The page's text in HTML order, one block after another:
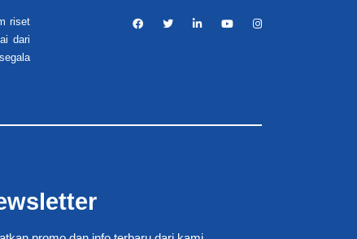
riset
dari